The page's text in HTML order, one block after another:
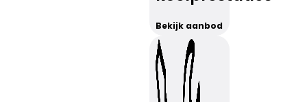
Bekijk aanbod